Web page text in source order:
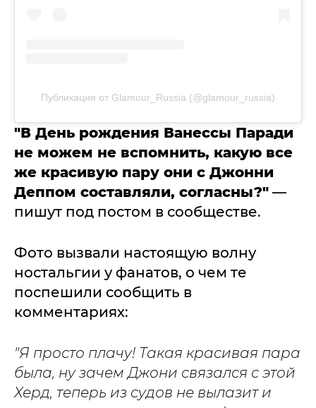
Публикация от Glamour_Russia (@glamour_russia)
"В День рождения Ванессы Паради
не можем не вспомнить, какую все
же красивую пару они с Джонни
Деппом составляли, согласны?" —
пишут под постом в сообществе.
Фото вызвали настоящую волну
ностальгии у фанатов, о чем те
поспешили сообщить в
комментариях:
"Я просто плачу! Такая красивая пара
была, ну зачем Джони связался с этой
Херд, теперь из судов не вылазит и